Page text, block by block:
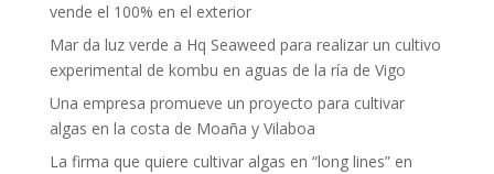
vende el 100% en el exterior
Mar da luz verde a Hq Seaweed para realizar un cultivo
experimental de kombu en aguas de la ría de Vigo
Una empresa promueve un proyecto para cultivar
algas en la costa de Moaña y Vilaboa
La firma que quiere cultivar algas en “long lines” en